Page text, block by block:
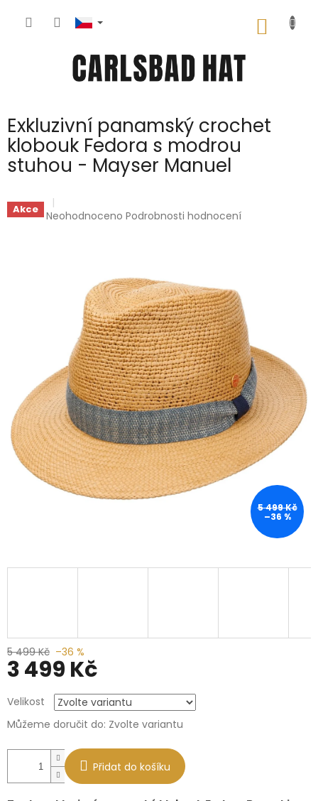
Exkluzivní panamský crochet
klobouk Fedora s modrou
stuhou - Mayser Manuel
Akce Průměrné
hvězdiček.
Neohodnoceno Podrobnosti hodnocení
5 499 Kč
–36 %
5 499 Kč –36 %
3 499 Kč
cena:
Velikost
Můžeme doručit do: Zvolte variantu
Přidat do košíku